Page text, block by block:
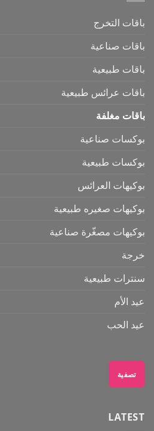
باقات التخرج
باقات صناعية
باقات طبيعية
باقات عرائس طبيعية
باقات مغلفة
بوكسات صناعية
بوكسات طبيعية
بوكيهات العرائس
بوكيهات صغيره طبيعية
بوكيهات مصغّرة صناعية
خرجة
سنترات طبيعية
عيد الأم
عيد الحب
تصفية
LATEST